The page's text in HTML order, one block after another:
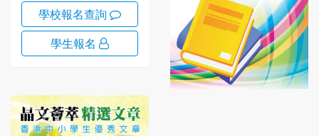
學校報名查詢
學生報名